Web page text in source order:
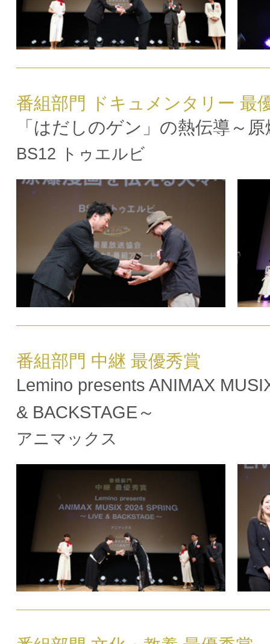
番組部門 ドキュメンタリー 最
「はだしのゲン」の熱伝導～
BS12 トゥエルビ
番組部門 中継 最優秀賞
Lemino presents ANIMAX
& BACKSTAGE～
アニマックス